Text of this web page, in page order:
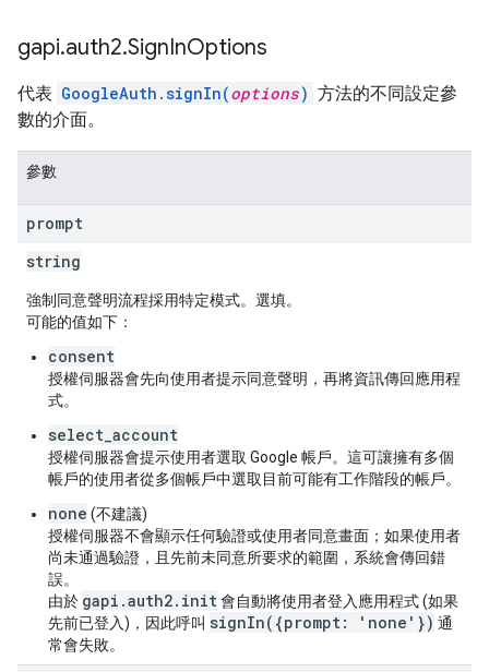
gapi.auth2.SignInOptions
代表 GoogleAuth.signIn(options) 方法的不同設定參
數的介面。
參數
prompt
string
強制同意聲明流程採用特定模式。選填。
可能的值如下：
consent
授權伺服器會先向使用者提示同意聲明，再將資訊傳回應用程
式。
select_account
授權伺服器會提示使用者選取 Google 帳戶。這可讓擁有多個
帳戶的使用者從多個帳戶中選取目前可能有工作階段的帳戶。
none (不建議)
授權伺服器不會顯示任何驗證或使用者同意畫面；如果使用者
尚未通過驗證，且先前未同意所要求的範圍，系統會傳回錯
誤。
由於 gapi.auth2.init會自動將使用者登入應用程式 (如果
先前已登入)，因此呼叫 signIn({prompt: 'none'}) 通
常會失敗。